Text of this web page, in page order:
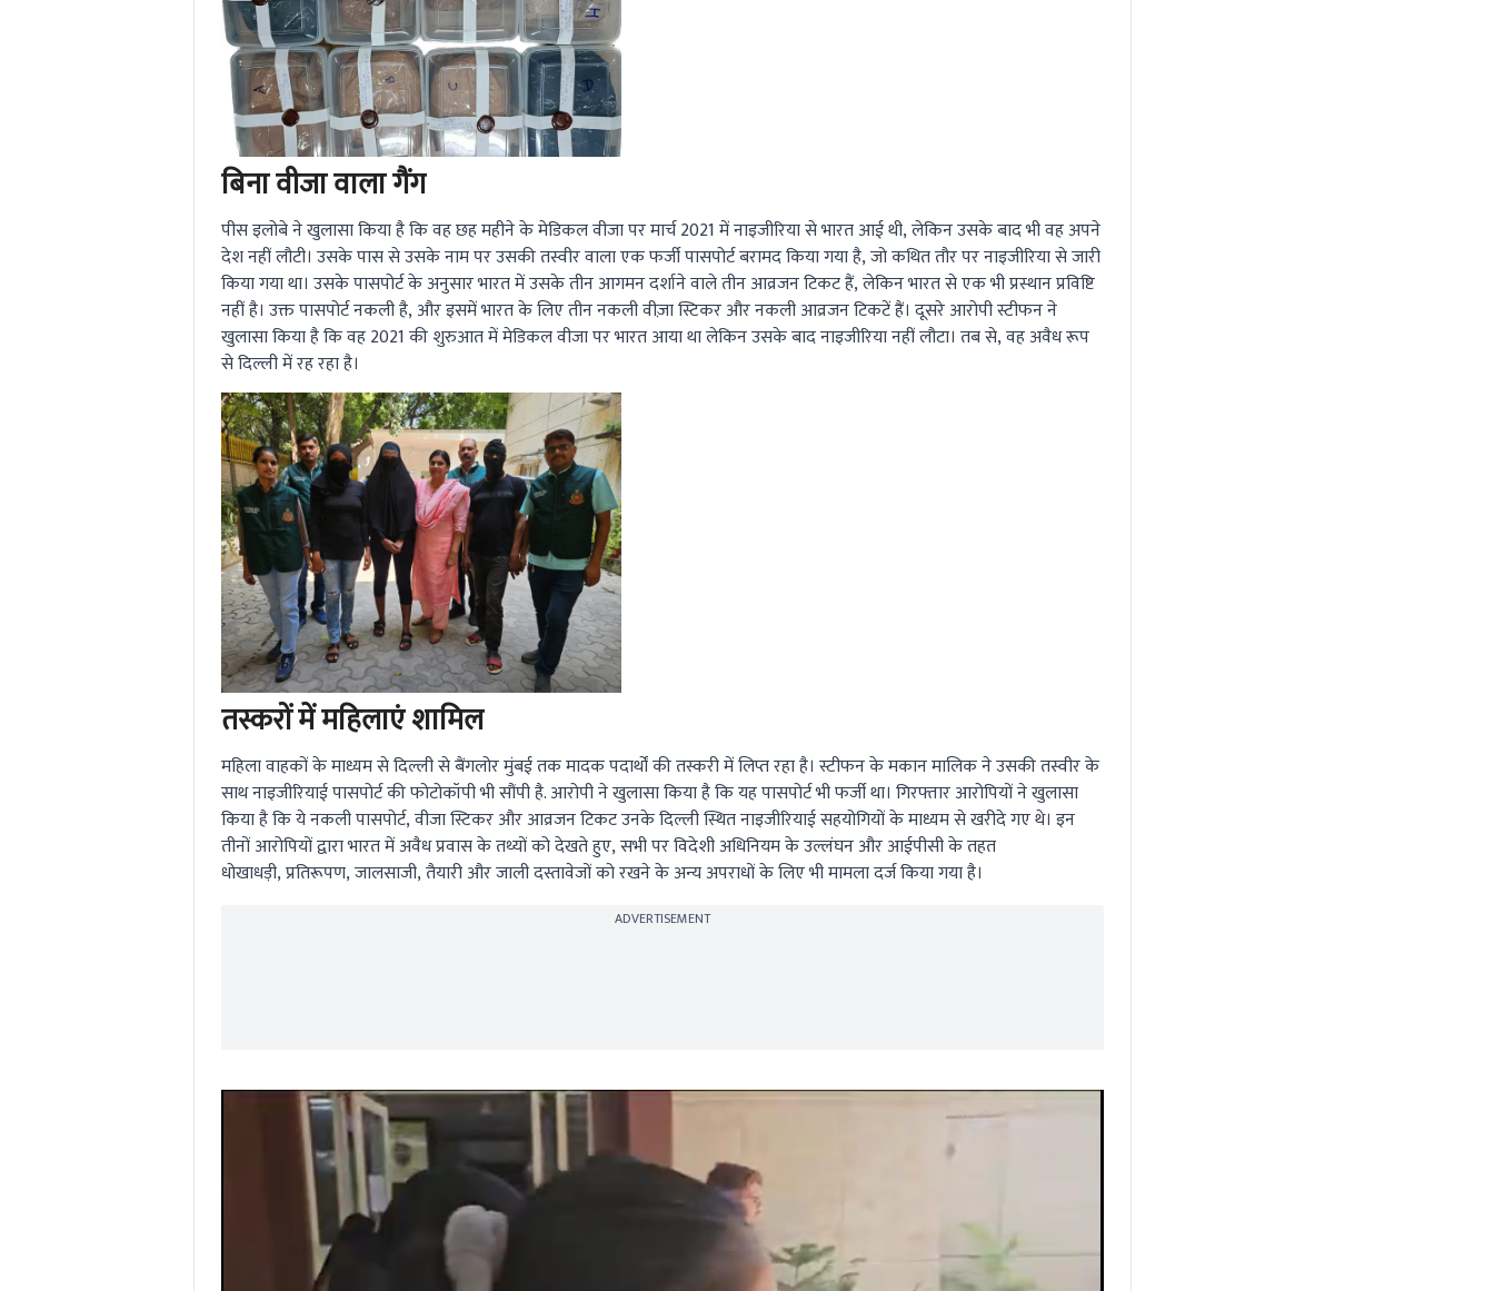
बिना वीजा वाला गैंग
पीस इलोबे ने खुलासा किया है कि वह छह महीने के मेडिकल वीजा पर मार्च 2021 में नाइजीरिया से भारत आई थी, लेकिन उसके बाद भी वह अपने
देश नहीं लौटी। उसके पास से उसके नाम पर उसकी तस्वीर वाला एक फर्जी पासपोर्ट बरामद किया गया है, जो कथित तौर पर नाइजीरिया से जारी
किया गया था। उसके पासपोर्ट के अनुसार भारत में उसके तीन आगमन दर्शाने वाले तीन आव्रजन टिकट हैं, लेकिन भारत से एक भी प्रस्थान प्रविष्टि
नहीं है। उक्त पासपोर्ट नकली है, और इसमें भारत के लिए तीन नकली वीज़ा स्टिकर और नकली आव्रजन टिकटें हैं। दूसरे आरोपी स्टीफन ने
खुलासा किया है कि वह 2021 की शुरुआत में मेडिकल वीजा पर भारत आया था लेकिन उसके बाद नाइजीरिया नहीं लौटा। तब से, वह अवैध रूप
से दिल्ली में रह रहा है।
तस्करों में महिलाएं शामिल
महिला वाहकों के माध्यम से दिल्ली से बैंगलोर मुंबई तक मादक पदार्थों की तस्करी में लिप्त रहा है। स्टीफन के मकान मालिक ने उसकी तस्वीर के
साथ नाइजीरियाई पासपोर्ट की फोटोकॉपी भी सौंपी है. आरोपी ने खुलासा किया है कि यह पासपोर्ट भी फर्जी था। गिरफ्तार आरोपियों ने खुलासा
किया है कि ये नकली पासपोर्ट, वीजा स्टिकर और आव्रजन टिकट उनके दिल्ली स्थित नाइजीरियाई सहयोगियों के माध्यम से खरीदे गए थे। इन
तीनों आरोपियों द्वारा भारत में अवैध प्रवास के तथ्यों को देखते हुए, सभी पर विदेशी अधिनियम के उल्लंघन और आईपीसी के तहत
धोखाधड़ी, प्रतिरूपण, जालसाजी, तैयारी और जाली दस्तावेजों को रखने के अन्य अपराधों के लिए भी मामला दर्ज किया गया है।
ADVERTISEMENT